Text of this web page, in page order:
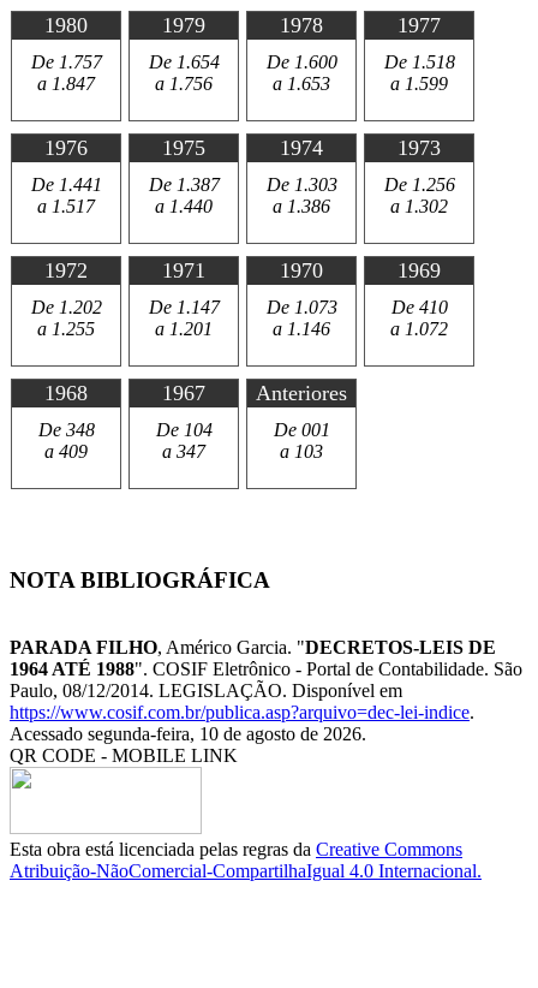
1980
De 1.757
a 1.847
1979
De 1.654
a 1.756
1978
De 1.600
a 1.653
1977
De 1.518
a 1.599
1976
De 1.441
a 1.517
1975
De 1.387
a 1.440
1974
De 1.303
a 1.386
1973
De 1.256
a 1.302
1972
De 1.202
a 1.255
1971
De 1.147
a 1.201
1970
De 1.073
a 1.146
1969
De 410
a 1.072
1968
De 348
a 409
1967
De 104
a 347
Anteriores
De 001
a 103
NOTA BIBLIOGRÁFICA
PARADA FILHO, Américo Garcia. "DECRETOS-LEIS DE
1964 ATÉ 1988". COSIF Eletrônico - Portal de Contabilidade. São
Paulo, 08/12/2014. LEGISLAÇÃO. Disponível em
https://www.cosif.com.br/publica.asp?arquivo=dec-lei-indice.
Acessado segunda-feira, 10 de agosto de 2026.
QR CODE - MOBILE LINK
Esta obra está licenciada pelas regras da Creative Commons
Atribuição-NãoComercial-CompartilhaIgual 4.0 Internacional.